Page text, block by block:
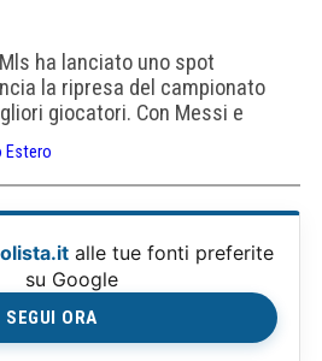
ha lanciato uno spot
la ripresa del campionato
giocatori. Con Messi e
in grande.
Estero
alle tue fonti preferite
su Google
SEGUI ORA